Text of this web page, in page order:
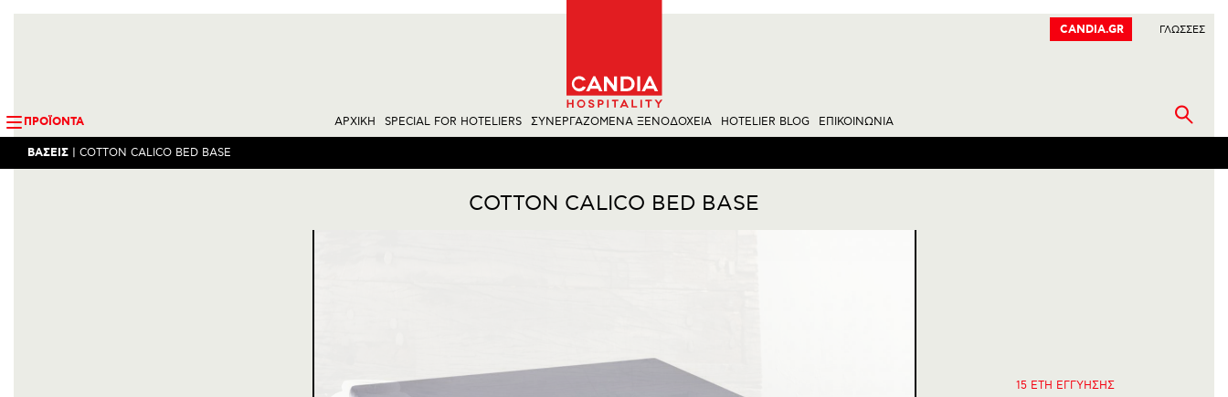
CANDIA.GR ΓΛΩΣΣΕΣ
ΠΡΟΪΟΝΤΑ ΑΡΧΙΚΗ SPECIAL FOR HOTELIERS ΣΥΝΕΡΓΑΖΟΜΕΝΑ ΞΕΝΟΔΟΧΕΙΑ HOTELIER BLOG ΕΠΙΚΟΙΝΩΝΙΑ
ΒΑΣΕΙΣ COTTON CALICO BED BASE
COTTON CALICO BED BASE
15 ΕΤΗ ΕΓΓΥΗΣΗΣ